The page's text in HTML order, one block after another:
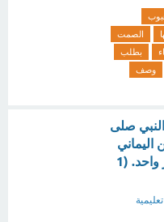
الصمت
بطلب
وصف
صلى
اليماني
والحجر الأسود قوله.خيار واحد. (1